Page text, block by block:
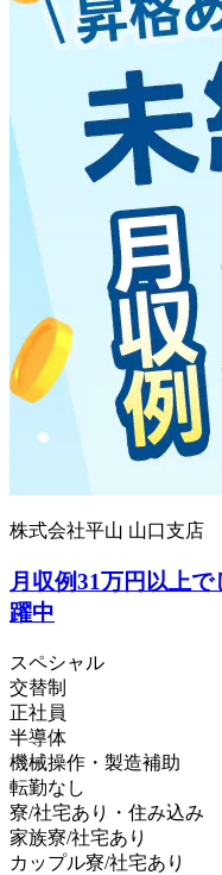
株式会社平山 山口支店
月収例31万円以上
躍中
スペシャル
交替制
正社員
半導体
機械操作・製造補助
転勤なし
寮/社宅あり・住み込み
家族寮/社宅あり
カップル寮/社宅あり